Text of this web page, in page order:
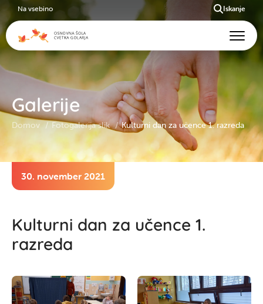
Galerije
Domov Fotogalerija slik Kulturni dan za učence 1. razreda
30. november 2021
Kulturni dan za učence 1.
razreda
Na vsebino Iskanje